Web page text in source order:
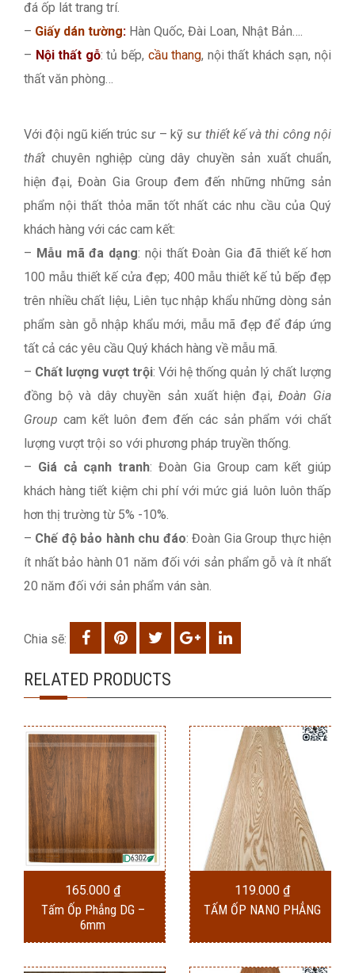
đá ốp lát trang trí.
– Giấy dán tường: Hàn Quốc, Đài Loan, Nhật Bản….
– Nội thất gỗ: tủ bếp, cầu thang, nội thất khách sạn, nội
thất văn phòng…
Với đội ngũ kiến trúc sư – kỹ sư thiết kế và thi công nội
thất chuyên nghiệp cùng dây chuyền sản xuất chuẩn,
hiện đại, Đoàn Gia Group đem đến những những sản
phẩm nội thất thỏa mãn tốt nhất các nhu cầu của Quý
khách hàng với các cam kết:
– Mẫu mã đa dạng: nội thất Đoàn Gia đã thiết kế hơn
100 mẫu thiết kế cửa đẹp; 400 mẫu thiết kế tủ bếp đẹp
trên nhiều chất liệu, Liên tục nhập khẩu những dòng sản
phẩm sàn gỗ nhập khẩu mới, mẫu mã đẹp để đáp ứng
tất cả các yêu cầu Quý khách hàng về mẫu mã.
– Chất lượng vượt trội: Với hệ thống quản lý chất lượng
đồng bộ và dây chuyền sản xuất hiện đại,Đoàn Gia
Group cam kết luôn đem đến các sản phẩm với chất
lượng vượt trội so với phương pháp truyền thống.
– Giá cả cạnh tranh: Đoàn Gia Group cam kết giúp
khách hàng tiết kiệm chi phí với mức giá luôn luôn thấp
hơn thị trường từ 5% -10%.
– Chế độ bảo hành chu đáo: Đoàn Gia Group thực hiện
ít nhất bảo hành 01 năm đối với sản phẩm gỗ và ít nhất
20 năm đối với sản phẩm ván sàn.
Chia sẽ:
RELATED PRODUCTS
165.000 ₫
Tấm Ốp Phẳng DG –
6mm
119.000 ₫
TẤM ỐP NANO PHẲNG